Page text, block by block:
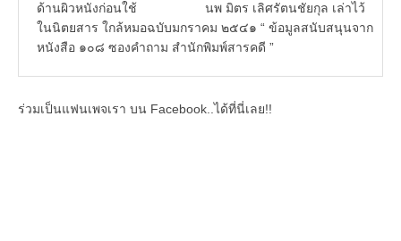
ด้านผิวหนังก่อนใช้ นพ มิตร เลิศรัตนชัยกุล เล่าไว้
ในนิตยสาร ใกล้หมอฉบับมกราคม ๒๕๔๑ “ ข้อมูลสนับสนุนจาก
หนังสือ ๑๐๘ ซองคำถาม สำนักพิมพ์สารคดี ”
ร่วมเป็นแฟนเพจเรา บน Facebook..ได้ที่นี่เลย!!